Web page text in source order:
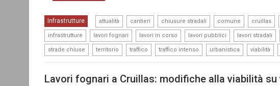
Infrastrutture attualità cantieri chiusure stradali comune cruillas
infrastrutture lavori fognari lavori in corso lavori pubblici lavori stradali
strade chiuse territorio traffico traffico intenso urbanistica viabilità
Lavori fognari a Cruillas: modifiche alla viabilità